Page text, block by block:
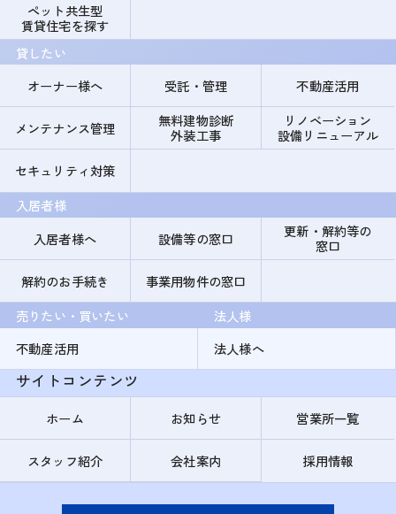
ペット共生型
賃貸住宅を探す
貸したい
オーナー様へ
受託・管理 不動産活用
メンテナンス管理
無料建物診断
外装工事
リノベーション
設備リニューアル
セキュリティ対策
入居者様
入居者様へ
設備等の窓口
更新・解約等の
窓口
解約のお手続き
事業用物件の窓口
売りたい・買いたい
不動産活用
法人様
法人様へ
サイトコンテンツ
ホーム お知らせ 営業所一覧
スタッフ紹介 会社案内 採用情報